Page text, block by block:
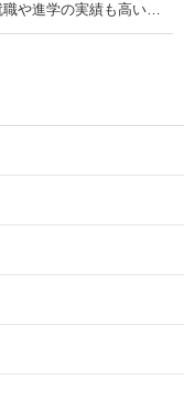
や進学の実績も高い」